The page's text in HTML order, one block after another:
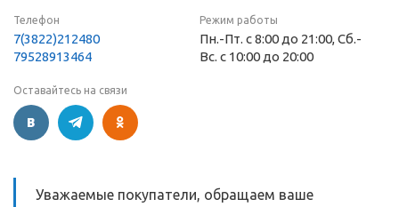
Телефон
7(3822)212480
79528913464
Режим работы
Пн.-Пт. с 8:00 до 21:00, Сб.-
Вс. c 10:00 до 20:00
Оставайтесь на связи
Уважаемые покупатели, обращаем ваше